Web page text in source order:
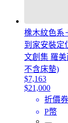
橡木紋色系
到家安裝定
文創集 羅
不含床墊)
$7,163
$21,000
折價券
P幣